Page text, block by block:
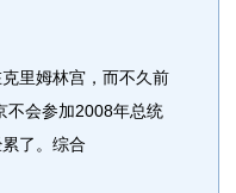
里姆林宫，而不久前
不会参加2008年总统
了。综合